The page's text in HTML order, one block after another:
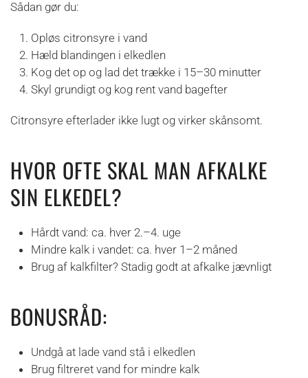
Sådan gør du:
Opløs citronsyre i vand
Hæld blandingen i elkedlen
Kog det op og lad det trække i 15–30 minutter
Skyl grundigt og kog rent vand bagefter
Citronsyre efterlader ikke lugt og virker skånsomt.
HVOR OFTE SKAL MAN AFKALKE
SIN ELKEDEL?
Hårdt vand: ca. hver 2.–4. uge
Mindre kalk i vandet: ca. hver 1–2 måned
Brug af kalkfilter? Stadig godt at afkalke jævnligt
BONUSRÅD:
Undgå at lade vand stå i elkedlen
Brug filtreret vand for mindre kalk